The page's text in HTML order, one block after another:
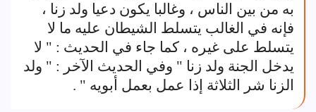
به من بين الناس ، وغالبا يكون دعيا ولد زنا ،
فإنه في الغالب يتسلط الشيطان عليه ما لا
يتسلط على غيره ، كما جاء في الحديث : " لا
يدخل الجنة ولد زنا " وفي الحديث الآخر : " ولد
الزنا شر الثلاثة إذا عمل بعمل أبويه " .